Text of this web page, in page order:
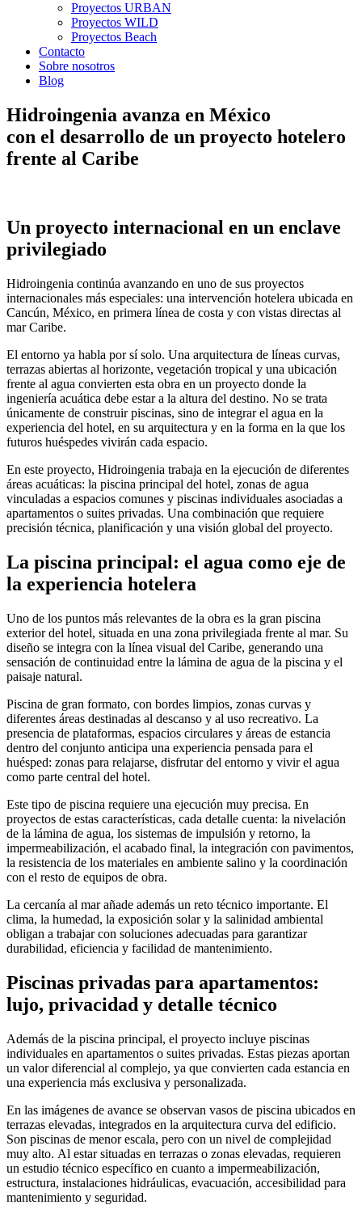
Proyectos URBAN
Proyectos WILD
Proyectos Beach
Contacto
Sobre nosotros
Blog
Hidroingenia avanza en México
con el desarrollo de un proyecto hotelero
frente al Caribe
Un proyecto internacional en un enclave
privilegiado
Hidroingenia continúa avanzando en uno de sus proyectos
internacionales más especiales: una intervención hotelera ubicada en
Cancún, México, en primera línea de costa y con vistas directas al
mar Caribe.
El entorno ya habla por sí solo. Una arquitectura de líneas curvas,
terrazas abiertas al horizonte, vegetación tropical y una ubicación
frente al agua convierten esta obra en un proyecto donde la
ingeniería acuática debe estar a la altura del destino. No se trata
únicamente de construir piscinas, sino de integrar el agua en la
experiencia del hotel, en su arquitectura y en la forma en la que los
futuros huéspedes vivirán cada espacio.
En este proyecto, Hidroingenia trabaja en la ejecución de diferentes
áreas acuáticas: la piscina principal del hotel, zonas de agua
vinculadas a espacios comunes y piscinas individuales asociadas a
apartamentos o suites privadas. Una combinación que requiere
precisión técnica, planificación y una visión global del proyecto.
La piscina principal: el agua como eje de
la experiencia hotelera
Uno de los puntos más relevantes de la obra es la gran piscina
exterior del hotel, situada en una zona privilegiada frente al mar. Su
diseño se integra con la línea visual del Caribe, generando una
sensación de continuidad entre la lámina de agua de la piscina y el
paisaje natural.
Piscina de gran formato, con bordes limpios, zonas curvas y
diferentes áreas destinadas al descanso y al uso recreativo. La
presencia de plataformas, espacios circulares y áreas de estancia
dentro del conjunto anticipa una experiencia pensada para el
huésped: zonas para relajarse, disfrutar del entorno y vivir el agua
como parte central del hotel.
Este tipo de piscina requiere una ejecución muy precisa. En
proyectos de estas características, cada detalle cuenta: la nivelación
de la lámina de agua, los sistemas de impulsión y retorno, la
impermeabilización, el acabado final, la integración con pavimentos,
la resistencia de los materiales en ambiente salino y la coordinación
con el resto de equipos de obra.
La cercanía al mar añade además un reto técnico importante. El
clima, la humedad, la exposición solar y la salinidad ambiental
obligan a trabajar con soluciones adecuadas para garantizar
durabilidad, eficiencia y facilidad de mantenimiento.
Piscinas privadas para apartamentos:
lujo, privacidad y detalle técnico
Además de la piscina principal, el proyecto incluye piscinas
individuales en apartamentos o suites privadas. Estas piezas aportan
un valor diferencial al complejo, ya que convierten cada estancia en
una experiencia más exclusiva y personalizada.
En las imágenes de avance se observan vasos de piscina ubicados en
terrazas elevadas, integrados en la arquitectura curva del edificio.
Son piscinas de menor escala, pero con un nivel de complejidad
muy alto. Al estar situadas en terrazas o zonas elevadas, requieren
un estudio técnico específico en cuanto a impermeabilización,
estructura, instalaciones hidráulicas, evacuación, accesibilidad para
mantenimiento y seguridad.